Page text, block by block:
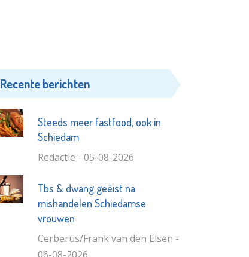
Recente berichten
Steeds meer fastfood, ook in
Schiedam
Redactie - 05-08-2026
Tbs & dwang geëist na
mishandelen Schiedamse
vrouwen
Cerberus/Frank van den Elsen -
06-08-2026